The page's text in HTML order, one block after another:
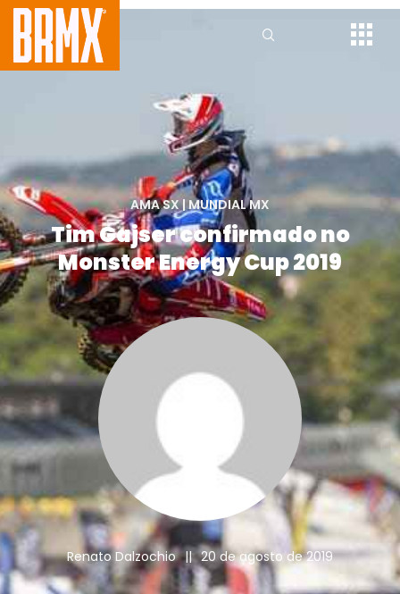
AMA SX|MUNDIAL MX
Tim Gajser confirmado no
Monster Energy Cup 2019
Renato Dalzochio || 20 de agosto de 2019